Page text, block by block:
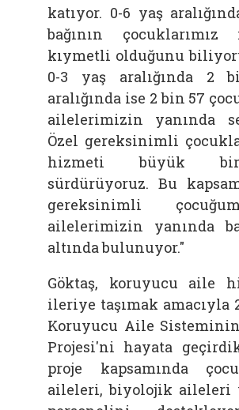
katıyor. 0-6 yaş
bağının
kıymetli olduğunu
0-3 yaş aralığında 2
aralığında ise 2 bin 57
ailelerimizin yanında
Özel gereksinimli
hizmeti büyük bir
sürdürüyoruz. Bu
gereksinimli
ailelerimizin yanında
altında bulunuyor."
Göktaş, koruyucu aile
ileriye taşımak amacıyla
Koruyucu Aile
Projesi'ni hayata
proje kapsamında
aileleri, biyolojik aileleri